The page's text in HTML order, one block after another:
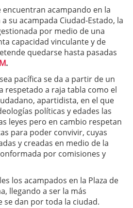
encuentran acampando en la
su acampada Ciudad-Estado, la
por medio de una
capacidad vinculante y de
quedarse hasta pasadas
.
pacífica se da a partir de un
respetado a raja tabla como el
apartidista, en el que
políticas y edades las
leyes pero en cambio respetan
para poder convivir, cuyas
y creadas en medio de la
por comisiones y
los acampados en la Plaza de
llegando a ser la más
se dan por toda la ciudad.